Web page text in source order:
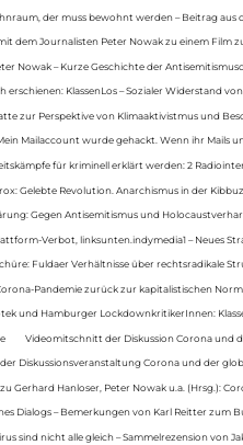
der muss bewohnt werden – Beitrag
dem Journalisten Peter Nowak zu einem Film
Nowak – Kurze Geschichte der
erschienen: KlassenLos – Sozialer Widerstand
zur Perspektive von Klimaaktivistmus und
Mailaccount wurde gehackt. Wenn ihr Mails
für kriminell erklärt werden: 2
Gelebte Revolution. Anarchismus in der
Gegen Antisemitismus und
Verbot, linksunten.indymedia1 – Neues
Fuldaer Verhältnisse über rechtsradikale
Pandemie zurück zur kapitalistischen
und Hamburger LockdownkritikerInnen:
Videomitschnitt der Diskussion Corona und
Diskussionsveranstaltung Corona und der
Gerhard Hanloser, Peter Nowak u.a. (Hrsg.):
Dialogs – Bemerkungen von Karl Reitter zum
sind nicht alle gleich – Sammelrezension von